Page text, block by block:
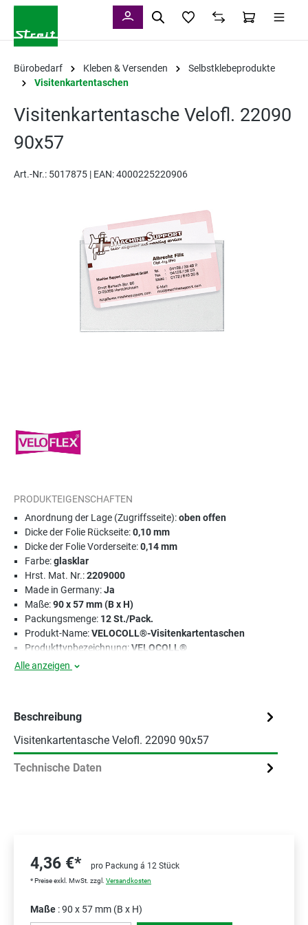
Bürobedarf Kleben & Versenden
Selbstklebeprodukte
Visitenkartentaschen
Visitenkartentasche Velofl. 22090
90x57
Art.-Nr.: 5017875 | EAN: 4000225220906
PRODUKTEIGENSCHAFTEN
Anordnung der Lage (Zugriffsseite):oben offen
Dicke der Folie Rückseite:0,10 mm
Dicke der Folie Vorderseite:0,14 mm
Farbe:glasklar
Hrst. Mat. Nr.:2209000
Made in Germany:Ja
Maße:90 x 57 mm (B x H)
Packungsmenge: 12 St./Pack.
Produkt-Name:VELOCOLL®-Visitenkartentaschen
Produkttypbezeichnung:VELOCOLL®
Alle anzeigen
Beschreibung
Visitenkartentasche Velofl. 22090 90x57
Technische Daten
4,36 €* pro Packung á 12 Stück
* Preise exkl. MwSt. zzgl. Versandkosten
Maße : 90 x 57 mm (B x H)